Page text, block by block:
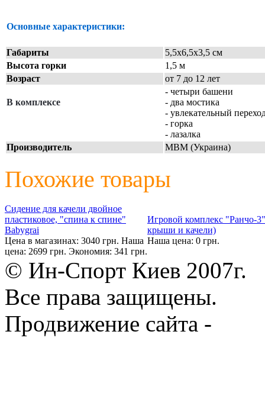
Основные характеристики:
Габариты
5,5х6,5х3,5 см
Высота горки
1,5 м
Возраст
от 7 до 12 лет
В комплексе
- четыри башени
- два мостика
- увлекательный
- горка
- лазалка
Производитель
МВМ (Украина)
Похожие товары
Сидение для качели двойное
пластиковое, "спина к спине"
Babygrai
Цена в магазинах: 3040 грн. Наша
цена: 2699 грн. Экономия: 341 грн.
Игровой комплекс "Ранчо-
крыши и качели)
Наша цена: 0 грн.
© Ин-Спорт Киев 2007г.
Все права защищены.
Продвижение сайта -